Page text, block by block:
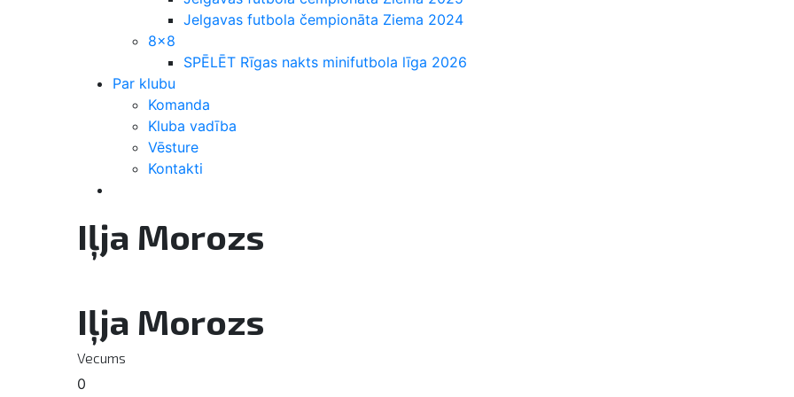
Jelgavas futbola čempionāta Ziema 2024
8×8
SPĒLĒT Rīgas nakts minifutbola līga 2026
Par klubu
Komanda
Kluba vadība
Vēsture
Kontakti
Iļja Morozs
Iļja Morozs
Vecums
0